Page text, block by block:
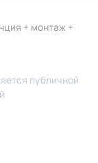
+ монтаж +
публичной